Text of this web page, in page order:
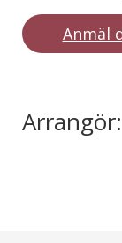
Anmäl
Arrangör: